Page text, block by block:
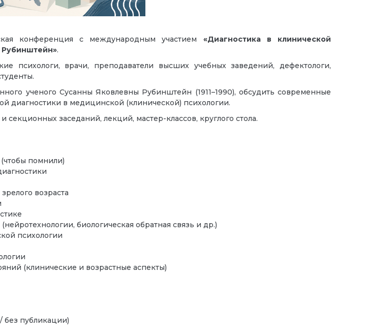
конференция с международным участием «Диагностика в клинической
Рубинштейн».
врачи, преподаватели высших учебных заведений, дефектологи,
ученого Сусанны Яковлевны Рубинштейн (1911–1990), обсудить современные
диагностики в медицинской (клинической) психологии.
заседаний, лекций, мастер-классов, круглого стола.
помнили)
возраста
биологическая обратная связь и др.)
психологии
(клинические и возрастные аспекты)
без публикации)